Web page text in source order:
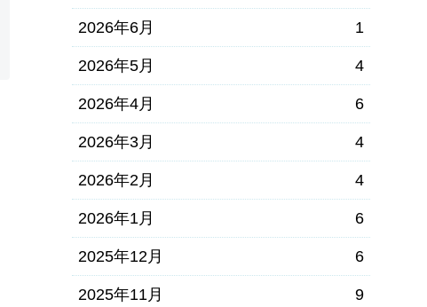
2026年6月 1
2026年5月 4
2026年4月 6
2026年3月 4
2026年2月 4
2026年1月 6
2025年12月 6
2025年11月 9